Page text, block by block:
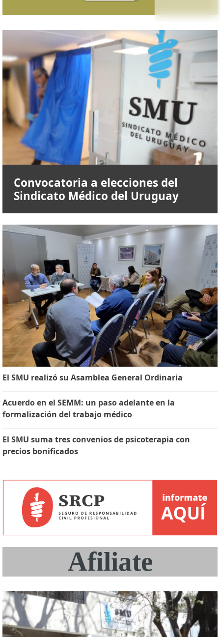
Convocatoria a elecciones del
Sindicato Médico del Uruguay
El SMU realizó su Asamblea General Ordinaria
Acuerdo en el SEMM: un paso adelante en la
formalización del trabajo médico
El SMU suma tres convenios de psicoterapia con
precios bonificados